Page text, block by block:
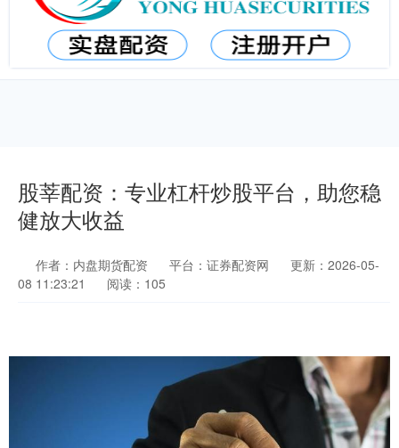
股莘配资：专业杠杆炒股平台，助您稳
健放大收益
作者：内盘期货配资 平台：证券配资网
更新：2026-05-
08 11:23:21
阅读：105